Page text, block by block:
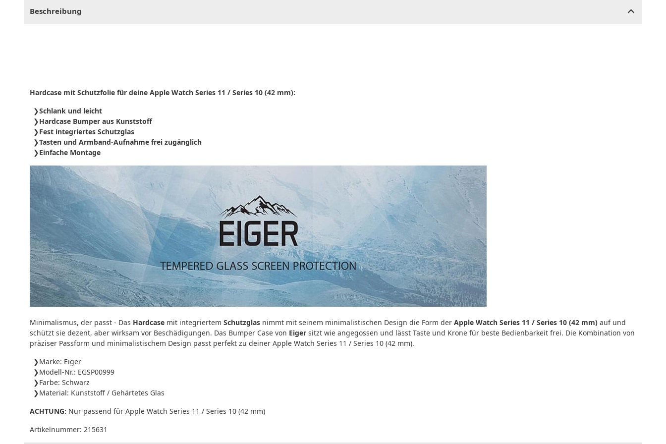
Beschreibung
Hardcase mit Schutzfolie für deine Apple Watch Series 11 / Series 10 (42 mm):
Schlank und leicht
Hardcase Bumper aus Kunststoff
Fest integriertes Schutzglas
Tasten und Armband-Aufnahme frei zugänglich
Einfache Montage
Minimalismus, der passt - Das Hardcase mit integriertem Schutzglas nimmt mit seinem minimalistischen Design die Form der Apple Watch Series 11 / Series 10 (42 mm) auf und
schützt sie dezent, aber wirksam vor Beschädigungen. Das Bumper Case von Eiger sitzt wie angegossen und lässt Taste und Krone für beste Bedienbarkeit frei. Die Kombination von
präziser Passform und minimalistischem Design passt perfekt zu deiner Apple Watch Series 11 / Series 10 (42 mm).
Marke: Eiger
Modell-Nr.: EGSP00999
Farbe: Schwarz
Material: Kunststoff / Gehärtetes Glas
ACHTUNG: Nur passend für Apple Watch Series 11 / Series 10 (42 mm)
Artikelnummer: 215631